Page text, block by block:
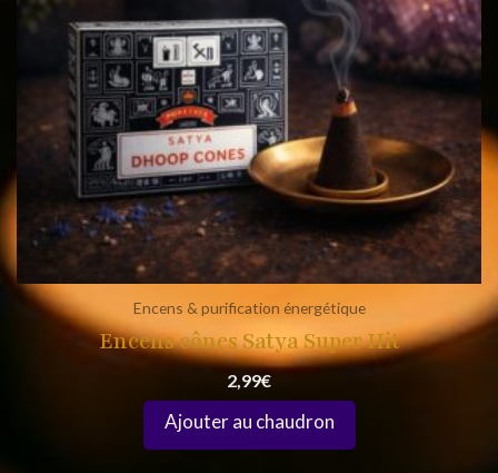
Encens & purification énergétique
Encens cônes Satya Super Hit
2,99€